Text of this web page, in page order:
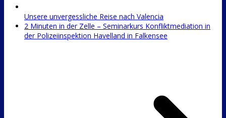
Unsere unvergessliche Reise nach Valencia
2 Minuten in der Zelle – Seminarkurs Konfliktmediation in
der Polizeiinspektion Havelland in Falkensee